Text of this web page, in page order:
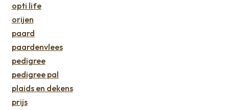
opti life
orijen
paard
paardenvlees
pedigree
pedigree pal
plaids en dekens
prijs